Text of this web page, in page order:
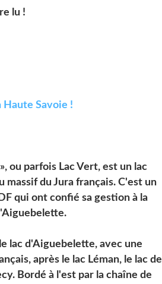
lu !
ou parfois Lac Vert, est un lac
du Jura français. C'est un
qui ont confié sa gestion à la
lac d'Aiguebelette, avec une
après le lac Léman, le lac de
Bordé à l'est par la chaîne de